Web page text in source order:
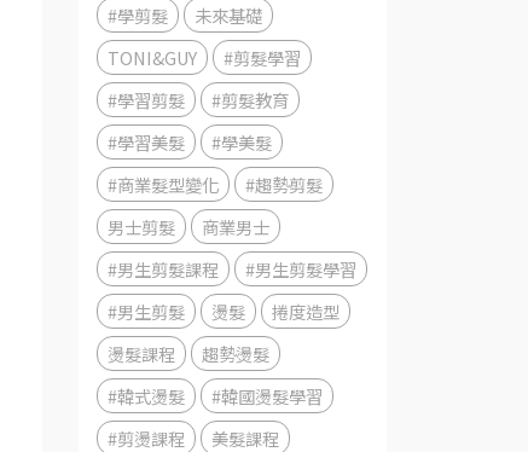
#學剪髮
未來基礎
TONI&GUY
#剪髮學習
#學習剪髮
#剪髮教育
#學習美髮
#學美髮
#商業髮型變化
#趨勢剪髮
男士剪髮
商業男士
#男生剪髮課程
#男生剪髮學習
#男生剪髮
燙髮
捲度造型
燙髮課程
趨勢燙髮
#韓式燙髮
#韓國燙髮學習
#剪燙課程
美髮課程